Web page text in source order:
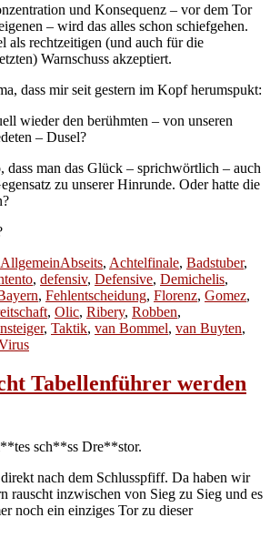
und Konsequenz – vor dem Tor
– wird das alles schon schiefgehen.
als rechtzeitigen (und auch für die
Warnschuss akzeptiert.
dass mir seit gestern im Kopf herumspukt:
wieder den berühmten – von unseren
– Dusel?
dass man das Glück – sprichwörtlich – auch
zu unserer Hinrunde. Oder hatte die
Kategorien
AllgemeinSchlagwörter
Abseits, Achtelfinale, Badstuber,
, defensiv, Defensive, Demichelis,
, Fehlentscheidung, Florenz, Gomez,
, Olic, Ribery, Robben,
, Taktik, van Bommel, van Buyten,
Tabellenführer werden
sch**ss Dre**stor.
nach dem Schlusspfiff. Da haben wir
rauscht inzwischen von Sieg zu Sieg und es
noch ein einziges Tor zu dieser